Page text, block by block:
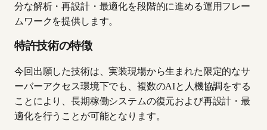
分な解析・再設計・最適化を段階的に進める運用フレー
ムワークを提供します。
特許技術の特徴
今回出願した技術は、実装現場から生まれた限定的なサ
ーバーアクセス環境下でも、複数のAIと人機協調をする
ことにより、長期稼働システムの復元および再設計・最
適化を行うことが可能となります。